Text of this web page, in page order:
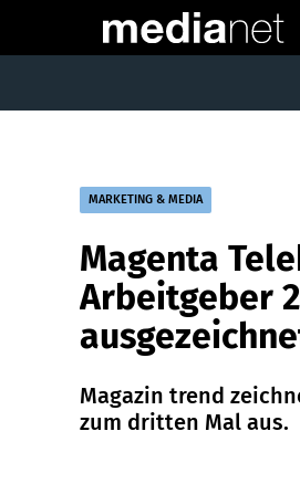
MARKETING & MEDIA
Magenta
Arbeitgeber
Magazin trend
zum dritten Mal aus.